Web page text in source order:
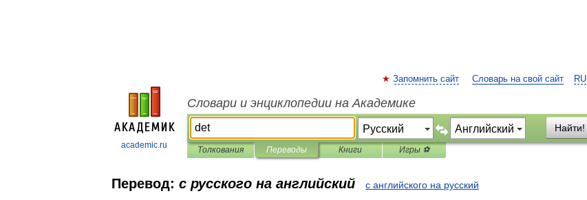
academic.ru
RU
Запомнить сайт Словарь на свой сайт
Словари и энциклопедии на Академике
Найти!
Толкования Переводы Книги Игры ⚽
Перевод: с русского на английский с английского на русский